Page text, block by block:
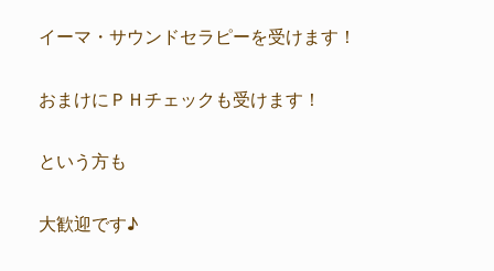
イーマ・サウンドセラピーを受けます！
おまけにＰＨチェックも受けます！
という方も
大歓迎です♪